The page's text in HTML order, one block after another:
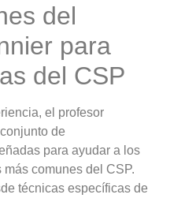
del
para
del CSP
el profesor
de
para ayudar a los
comunes del CSP.
técnicas específicas de